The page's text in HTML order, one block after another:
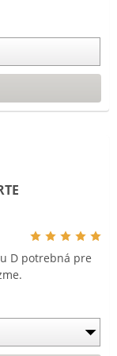
D potrebná pre